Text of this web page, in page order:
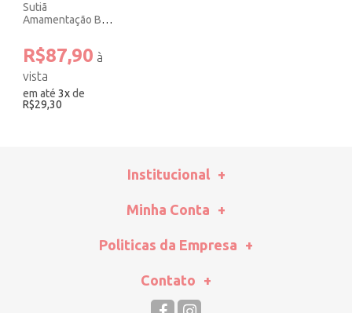
Sutiã
Amamentação Bojo
Costura Preto.
R$87,90
em até3xde
R$29,30
Institucional
Minha Conta
Politicas da Empresa
Contato